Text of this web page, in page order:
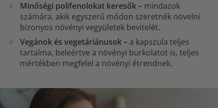
Minőségi polifenolokat keresők – mindazok
számára, akik egyszerű módon szeretnék növelni
bizonyos növényi vegyületek bevitelét.
Vegánok és vegetáriánusok – a kapszula teljes
tartalma, beleértve a növényi burkolatot is, teljes
mértékben megfelel a növényi étrendnek.